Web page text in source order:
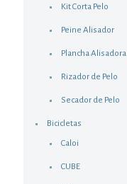
Kit Corta Pelo
Peine Alisador
Plancha Alisadora
Rizador de Pelo
Secador de Pelo
Bicicletas
Caloi
CUBE